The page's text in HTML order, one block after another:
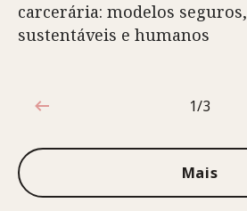
carcerária: modelos seguros,
sustentáveis e humanos
1 de 3
1/3
Mais